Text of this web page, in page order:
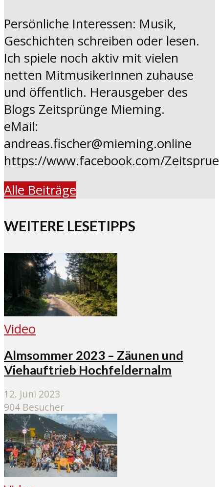
Persönliche Interessen: Musik,
Geschichten schreiben oder lesen.
Ich spiele noch aktiv mit vielen
netten MitmusikerInnen zuhause
und öffentlich. Herausgeber des
Blogs Zeitsprünge Mieming.
eMail:
andreas.fischer@mieming.online
https://www.facebook.com/
Alle Beiträge
WEITERE LESETIPPS
Video
Almsommer 2023 – Zäunen und
Viehauftrieb Hochfeldernalm
12. Juni 2023
904 Besucher